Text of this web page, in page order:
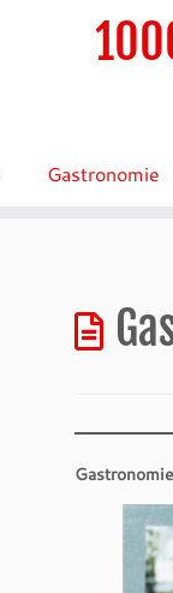
Gastronomie